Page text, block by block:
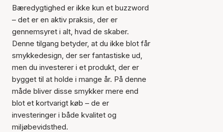
Bæredygtighed er ikke kun et buzzword
– det er en aktiv praksis, der er
gennemsyret i alt, hvad de skaber.
Denne tilgang betyder, at du ikke blot får
smykkedesign, der ser fantastiske ud,
men du investerer i et produkt, der er
bygget til at holde i mange år. På denne
måde bliver disse smykker mere end
blot et kortvarigt køb – de er
investeringer i både kvalitet og
miljøbevidsthed.